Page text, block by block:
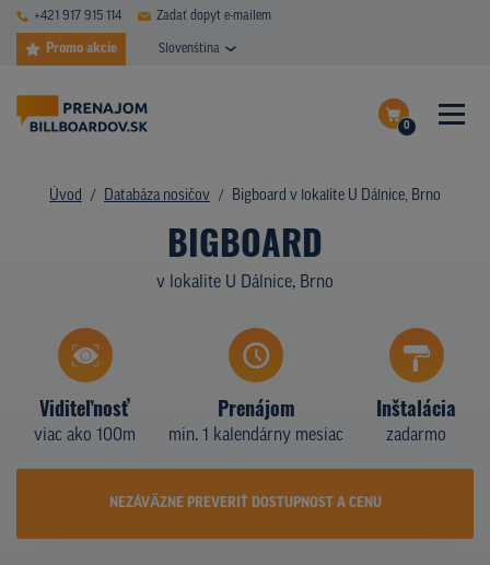
+421 917 915 114 Zadať dopyt e-mailem
Promo akcie Slovenština
0
Dokončiť dopyt
Zobraziť nosiče na mape
DATABÁZA NOSIČOV
PLOCHY V AKCII
TYPY NOSIČOV
Z PRAXE
Úvod Databáza nosičov Bigboard v lokalite U Dálnice, Brno
BIGBOARD
v lokalite U Dálnice, Brno
Viditeľnosť
viac ako 100m
Prenájom
min. 1 kalendárny mesiac
Inštalácia
zadarmo
NEZÁVÄZNE PREVERIŤ DOSTUPNOST A CENU